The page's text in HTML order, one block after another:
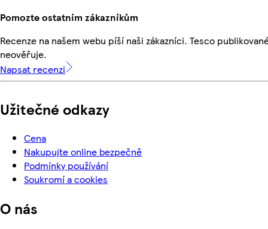
Pomozte ostatním zákazníkům
Recenze na našem webu píší naši zákazníci. Tesco
neověřuje.
Napsat recenzi
Užitečné odkazy
Cena
Nakupujte online bezpečně
Podmínky používání
Soukromí a cookies
O nás